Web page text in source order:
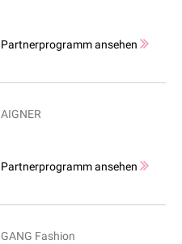
Partnerprogramm ansehen
AIGNER
Partnerprogramm ansehen
GANG Fashion